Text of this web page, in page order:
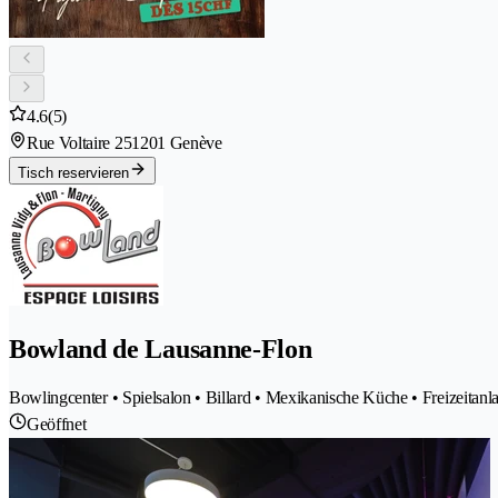
4.6(5)
Rue Voltaire 251201 Genève
Tisch reservieren
Bowland de Lausanne-Flon
Bowlingcenter • Spielsalon • Billard • Mexikanische Küche •
Geöffnet